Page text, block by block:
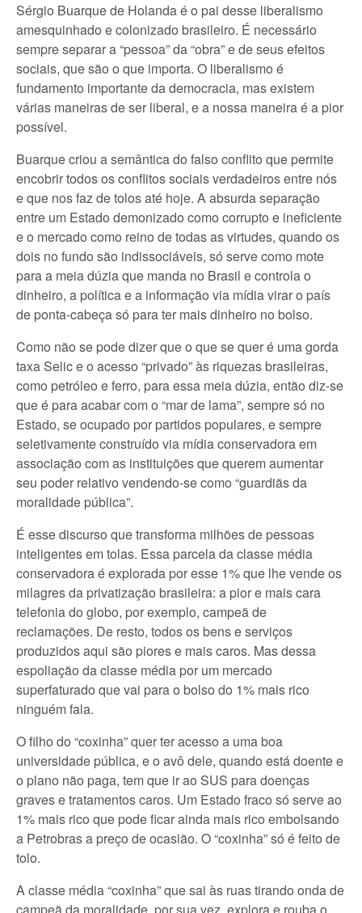
Sérgio Buarque de Holanda é o pai desse liberalismo
amesquinhado e colonizado brasileiro. É necessário
sempre separar a “pessoa” da “obra” e de seus efeitos
sociais, que são o que importa. O liberalismo é
fundamento importante da democracia, mas existem
várias maneiras de ser liberal, e a nossa maneira é a pior
possível.
Buarque criou a semântica do falso conflito que permite
encobrir todos os conflitos sociais verdadeiros entre nós
e que nos faz de tolos até hoje. A absurda separação
entre um Estado demonizado como corrupto e ineficiente
e o mercado como reino de todas as virtudes, quando os
dois no fundo são indissociáveis, só serve como mote
para a meia dúzia que manda no Brasil e controla o
dinheiro, a política e a informação via mídia virar o país
de ponta-cabeça só para ter mais dinheiro no bolso.
Como não se pode dizer que o que se quer é uma gorda
taxa Selic e o acesso “privado” às riquezas brasileiras,
como petróleo e ferro, para essa meia dúzia, então diz-se
que é para acabar com o “mar de lama”, sempre só no
Estado, se ocupado por partidos populares, e sempre
seletivamente construído via mídia conservadora em
associação com as instituições que querem aumentar
seu poder relativo vendendo-se como “guardiãs da
moralidade pública”.
É esse discurso que transforma milhões de pessoas
inteligentes em tolas. Essa parcela da classe média
conservadora é explorada por esse 1% que lhe vende os
milagres da privatização brasileira: a pior e mais cara
telefonia do globo, por exemplo, campeã de
reclamações. De resto, todos os bens e serviços
produzidos aqui são piores e mais caros. Mas dessa
espoliação da classe média por um mercado
superfaturado que vai para o bolso do 1% mais rico
ninguém fala.
O filho do “coxinha” quer ter acesso a uma boa
universidade pública, e o avô dele, quando está doente e
o plano não paga, tem que ir ao SUS para doenças
graves e tratamentos caros. Um Estado fraco só serve ao
1% mais rico que pode ficar ainda mais rico embolsando
a Petrobras a preço de ocasião. O “coxinha” só é feito de
tolo.
A classe média “coxinha” que sai às ruas tirando onda de